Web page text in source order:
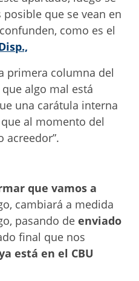
que se vean en
como es el
primera columna del
algo mal está
una carátula interna
que al momento del
acreedor”.
que vamos a
cambiará a medida
pasando de enviado
final que nos
está en el CBU